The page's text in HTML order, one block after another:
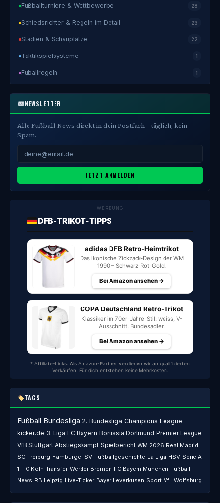
Fußballturniere & Wettbewerbe 28
Schiedsrichter & Regeln im Detail 23
Stadien & Schauplätze 22
Taktikspielsysteme 1
Fuballregeln 1
NEWSLETTER
Alle Fußball-News direkt in dein Postfach – täglich, kein
Spam.
JETZT ANMELDEN
WERBUNG
DFB-TRIKOT-TIPPS
adidas DFB Retro-Heimtrikot
Das ikonische Zickzack-Design der WM
1990 – Schwarz-Rot-Gold.
Bei Amazon ansehen →
COPA Deutschland Retro-Trikot
Klassiker im 70er-Jahre-Stil: weiss, V-
Ausschnitt, Bundesadler.
Bei Amazon ansehen →
* Affiliate-Links. Als Amazon-Partner verdienen wir an qualifizierten
Verkäufen. Für dich entstehen keine Mehrkosten.
TAGS
Fußball Bundesliga 2. Bundesliga Champions League
kicker.de 3. Liga FC Bayern Borussia Dortmund Premier League
VfB Stuttgart Abstiegskampf Spielbericht WM 2026 Real Madrid
SC Freiburg Hamburger SV Fußballgeschichte La Liga HSV Serie A
1. FC Köln Transfer Werder Bremen FC Bayern München Fußball-
News RB Leipzig Live-Ticker Bayer Leverkusen Sport VfL Wolfsburg